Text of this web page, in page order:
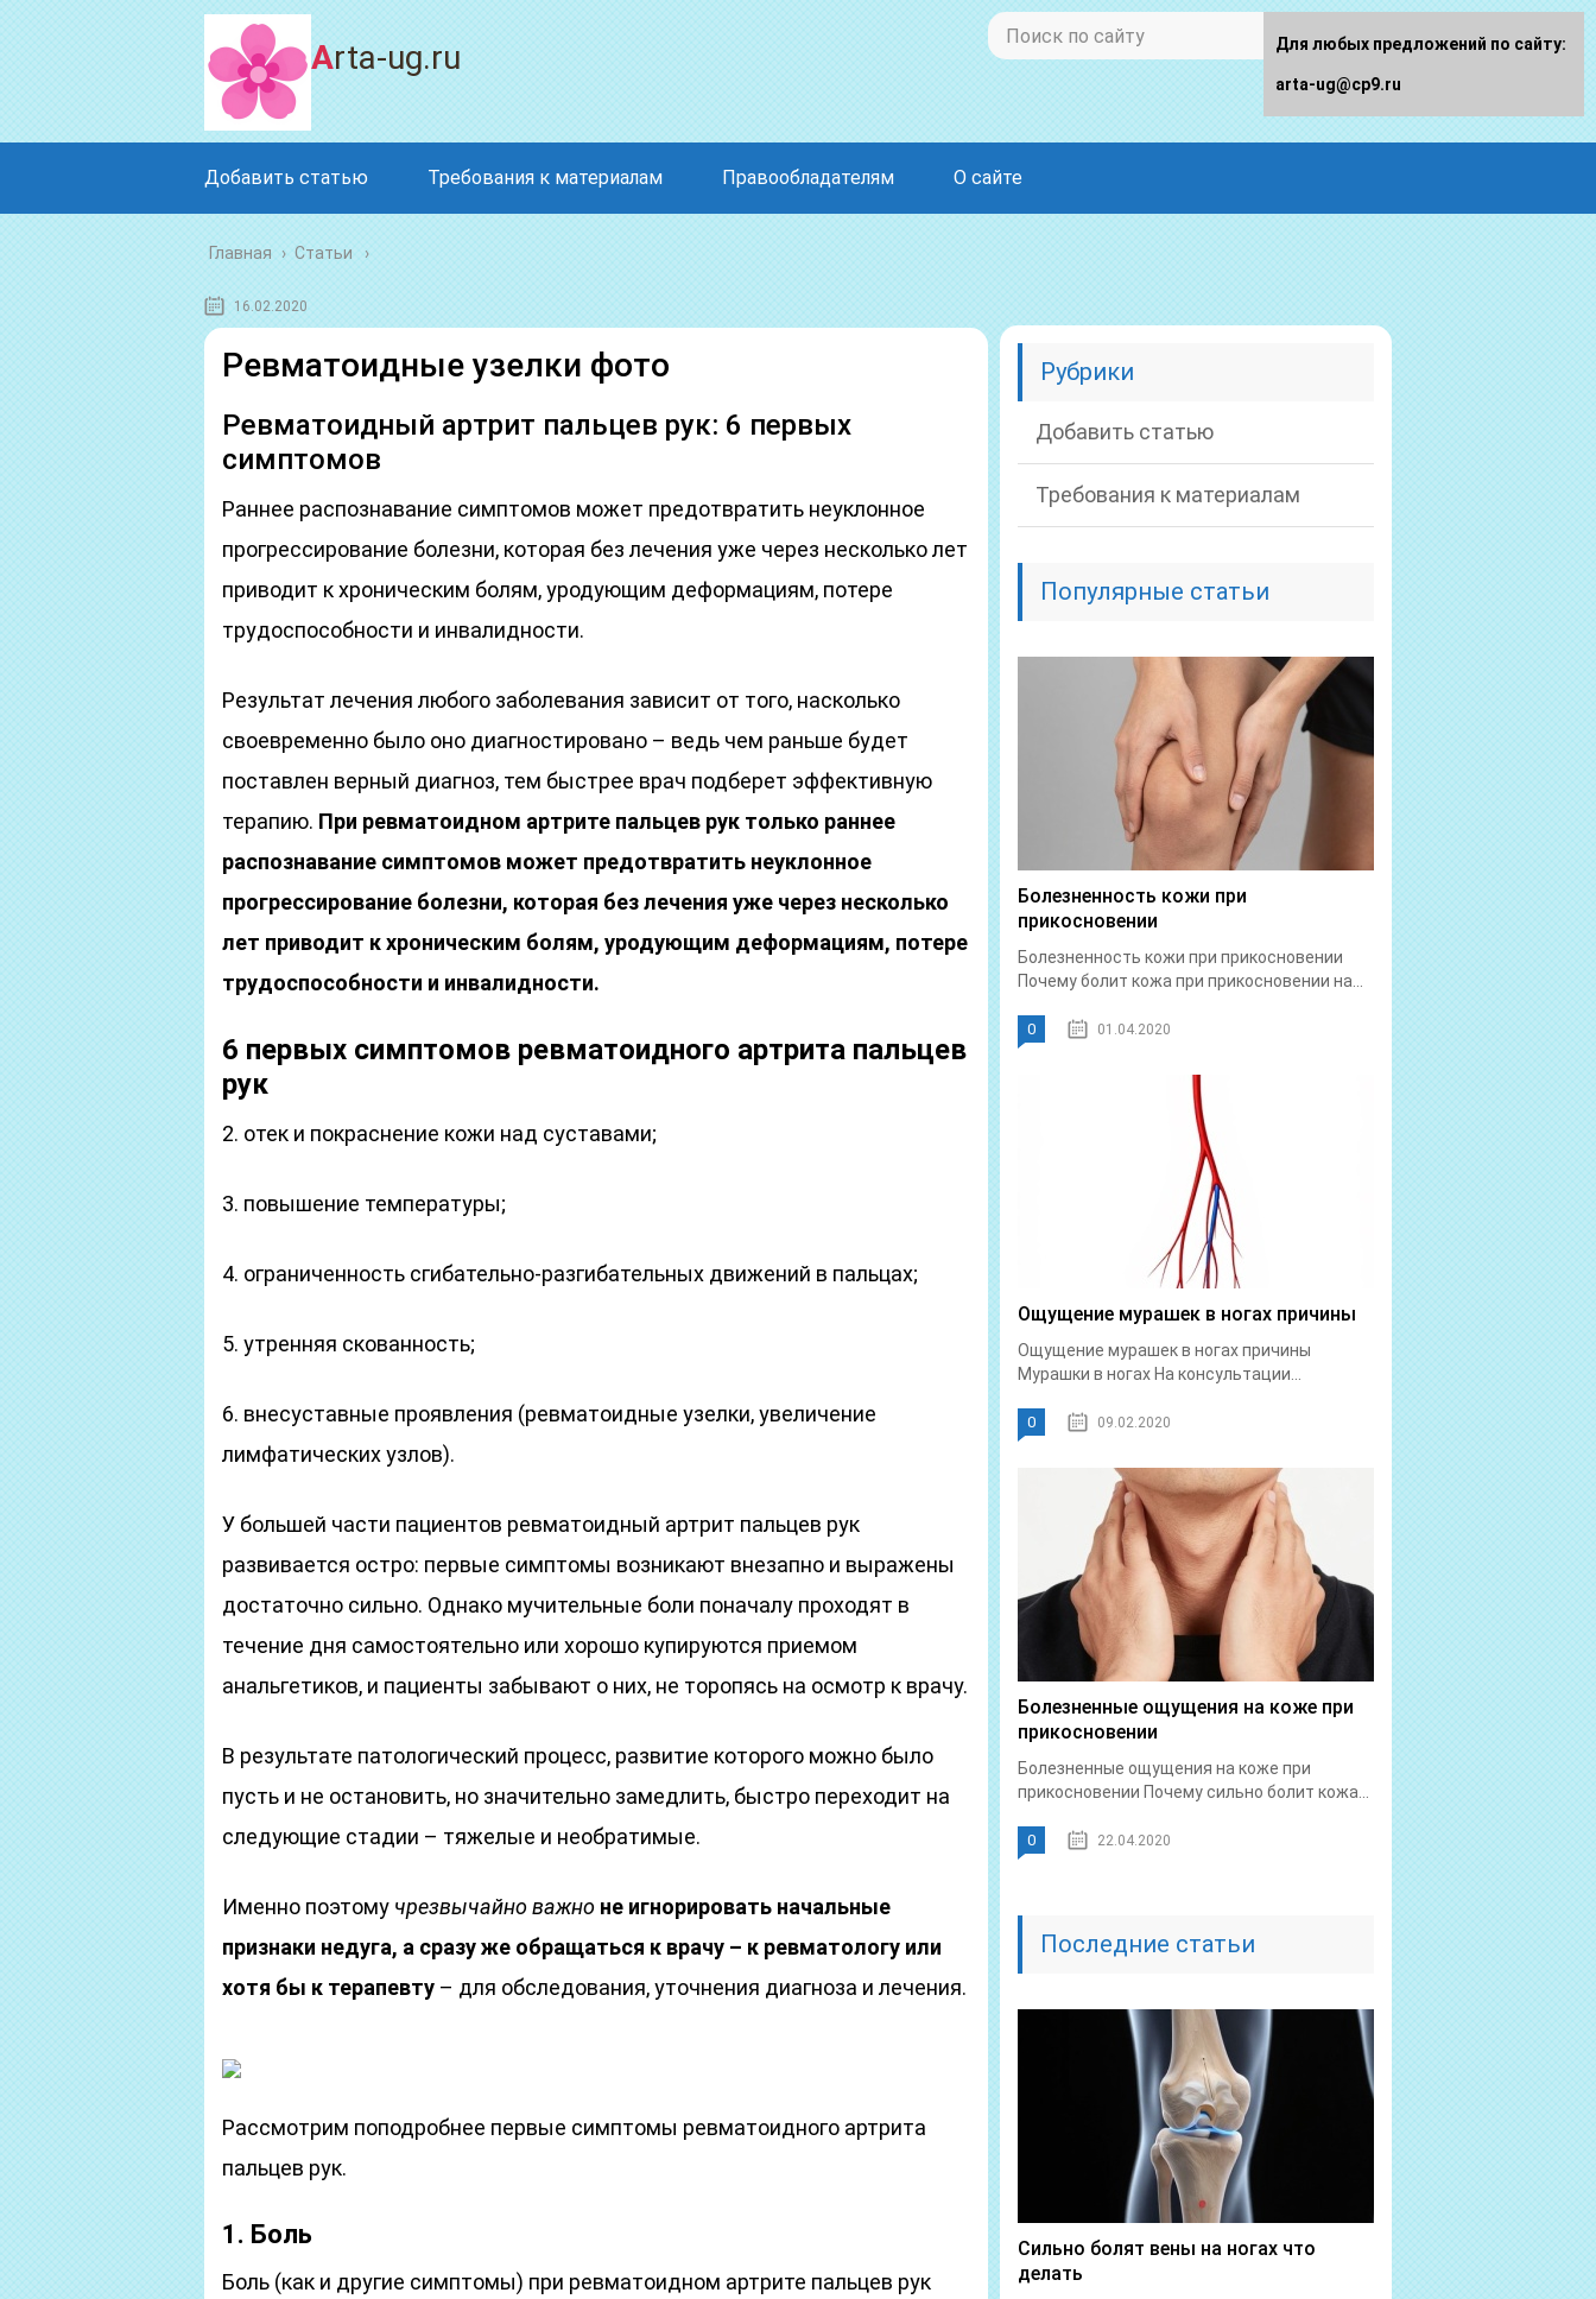
Arta-ug.ru
Добавить статью Требования к материалам Правообладателям О сайте
Главная › Статьи
16.02.2020
Ревматоидные узелки фото
Ревматоидный артрит пальцев рук: 6 первых
симптомов
Раннее распознавание симптомов может предотвратить неуклонное
прогрессирование болезни, которая без лечения уже через несколько лет
приводит к хроническим болям, уродующим деформациям, потере
трудоспособности и инвалидности.
Результат лечения любого заболевания зависит от того, насколько
своевременно было оно диагностировано – ведь чем раньше будет
поставлен верный диагноз, тем быстрее врач подберет эффективную
терапию. При ревматоидном артрите пальцев рук только раннее
распознавание симптомов может предотвратить неуклонное
прогрессирование болезни, которая без лечения уже через несколько
лет приводит к хроническим болям, уродующим деформациям, потере
трудоспособности и инвалидности.
6 первых симптомов ревматоидного артрита пальцев
рук
2. отек и покраснение кожи над суставами;
3. повышение температуры;
4. ограниченность сгибательно-разгибательных движений в пальцах;
5. утренняя скованность;
6. внесуставные проявления (ревматоидные узелки, увеличение
лимфатических узлов).
У большей части пациентов ревматоидный артрит пальцев рук
развивается остро: первые симптомы возникают внезапно и выражены
достаточно сильно. Однако мучительные боли поначалу проходят в
течение дня самостоятельно или хорошо купируются приемом
анальгетиков, и пациенты забывают о них, не торопясь на осмотр к врачу.
В результате патологический процесс, развитие которого можно было
пусть и не остановить, но значительно замедлить, быстро переходит на
следующие стадии – тяжелые и необратимые.
Именно поэтому чрезвычайно важно не игнорировать начальные
признаки недуга, а сразу же обращаться к врачу – к ревматологу или
хотя бы к терапевту – для обследования, уточнения диагноза и лечения.
Рассмотрим поподробнее первые симптомы ревматоидного артрита
пальцев рук.
1. Боль
Боль (как и другие симптомы) при ревматоидном артрите пальцев рук
Рубрики
Добавить статью
Требования к материалам
Популярные статьи
Болезненность кожи при
прикосновении
Болезненность кожи при прикосновении
Почему болит кожа при прикосновении на...
0 01.04.2020
Ощущение мурашек в ногах причины
Ощущение мурашек в ногах причины
Мурашки в ногах На консультации...
0 09.02.2020
Болезненные ощущения на коже при
прикосновении
Болезненные ощущения на коже при
прикосновении Почему сильно болит кожа...
0 22.04.2020
Последние статьи
Сильно болят вены на ногах что
делать
Для любых предложений по сайту:
arta-ug@cp9.ru